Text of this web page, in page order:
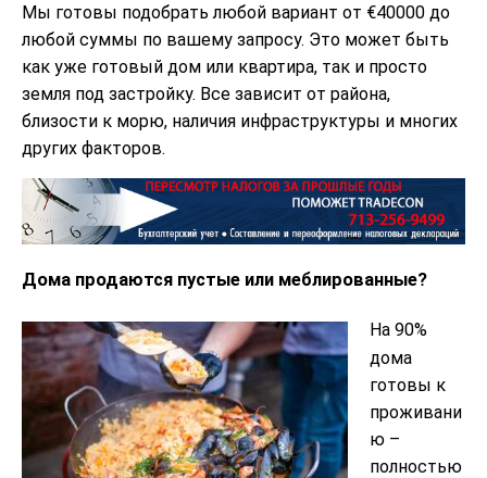
Мы готовы подобрать любой вариант от €40000 до
любой суммы по вашему запросу. Это может быть
как уже готовый дом или квартира, так и просто
земля под застройку. Все зависит от района,
близости к морю, наличия инфраструктуры и многих
других факторов.
Дома продаются пустые или меблированные?
На 90%
дома
готовы к
проживани
ю –
полностью